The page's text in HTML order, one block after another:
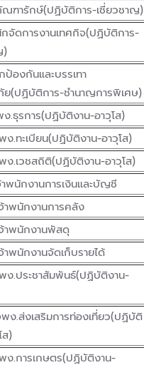
ฑารักษ์(ปฏิบัติการ-เชี่ยวชาญ)
จัดการงานเทศกิจ(ปฏิบัติการ-
)
องกันและบรรเทา
ย(ปฏิบัติการ-ชำนาญการพิเศษ)
ง.ธุรการ(ปฏิบัติงาน-อาวุโส)
ง.ทะเบียน(ปฏิบัติงาน-อาวุโส)
ง.เวชสถิติ(ปฏิบัติงาน-อาวุโส)
พนักงานการเงินและบัญชี
าพนักงานการคลัง
าพนักงานพัสดุ
พนักงานจัดเก็บรายได้
ง.ประชาสัมพันธ์(ปฏิบัติงาน-
ง.ส่งเสริมการท่องเที่ยว(ปฏิบัติ
ส)
ง.การเกษตร(ปฏิบัติงาน-